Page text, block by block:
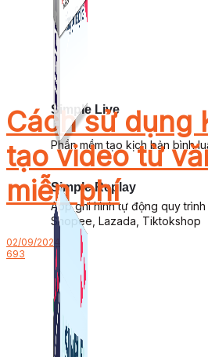
Simple Replay
App ghi hình tự động quy
Shopee, Lazada, Tiktokshop
Simple Live
Phần mềm tạo kịch bản bình
Cách sử dụng
tạo video từ
miễn phí
02/09/2024
693